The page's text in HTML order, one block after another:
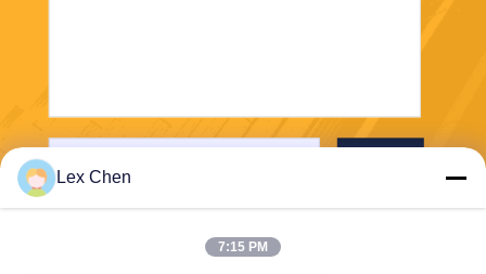
Lex Chen
7:15 PM